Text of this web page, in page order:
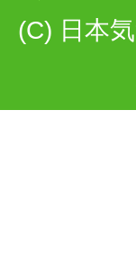
(C) 日本